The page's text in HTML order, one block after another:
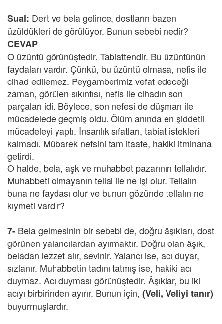
Sual: Dert ve bela gelince, dostların bazen
üzüldükleri de görülüyor. Bunun sebebi nedir?
CEVAP
O üzüntü görünüştedir. Tabiattendir. Bu üzüntünün
faydaları vardır. Çünkü, bu üzüntü olmasa, nefis ile
cihad edilemez. Peygamberimiz vefat edeceği
zaman, görülen sıkıntısı, nefis ile cihadın son
parçaları idi. Böylece, son nefesi de düşman ile
mücadelede geçmiş oldu. Ölüm anında en şiddetli
mücadeleyi yaptı. İnsanlık sıfatları, tabiat istekleri
kalmadı. Mübarek nefsini tam itaate, hakiki itminana
getirdi.
O halde, bela, aşk ve muhabbet pazarının tellalıdır.
Muhabbeti olmayanın tellal ile ne işi olur. Tellalın
buna ne faydası olur ve bunun gözünde tellalın ne
kıymeti vardır?
7- Bela gelmesinin bir sebebi de, doğru âşıkları, dost
görünen yalancılardan ayırmaktır. Doğru olan âşık,
beladan lezzet alır, sevinir. Yalancı ise, acı duyar,
sızlanır. Muhabbetin tadını tatmış ise, hakiki acı
duymaz. Acı duyması görünüştedir. Âşıklar, bu iki
acıyı birbirinden ayırır. Bunun için, (Veli, Veliyi tanır)
buyurmuşlardır.